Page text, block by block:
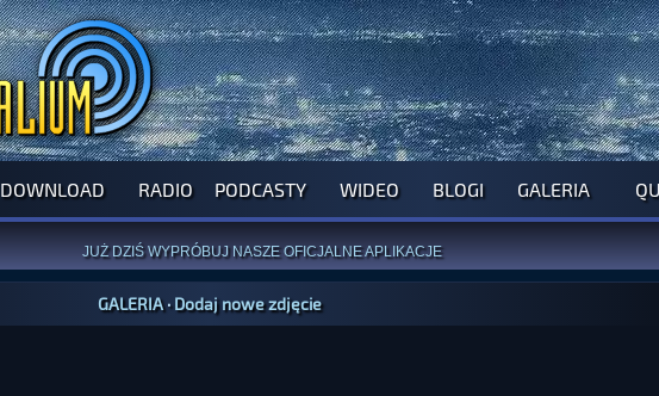
DOWNLOAD RADIO PODCASTY WIDEO BLOGI GALERIA
SPRAWDŹ PROGRAM NA NAJBLIŻSZY TYDZIEŃ
JUŻ DZIŚ WYPRÓBUJ NASZE OFICJALNE APLIKACJE
PILNY APEL:PRZEKAŻ 1% LUB DATEK DLA MONIKI
NOWE KSIĄŻKI AUTORSTWAA. MIAZGIID. TRELI
ZAŁOŻPARANORMALNEGO BLOGA
GALERIA · Dodaj nowe zdjęcie